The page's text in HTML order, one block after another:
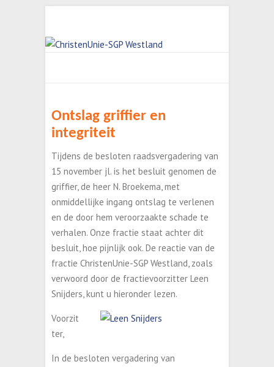
Ontslag griffier en
integriteit
Tijdens de besloten raadsvergadering van
15 november jl. is het besluit genomen de
griffier, de heer N. Broekema, met
onmiddellijke ingang ontslag te verlenen
en de door hem veroorzaakte schade te
verhalen. Onze fractie staat achter dit
besluit, hoe pijnlijk ook. De reactie van de
fractie ChristenUnie-SGP Westland, zoals
verwoord door de fractievoorzitter Leen
Snijders, kunt u hieronder lezen.
Voorzit
ter,
In de besloten vergadering van